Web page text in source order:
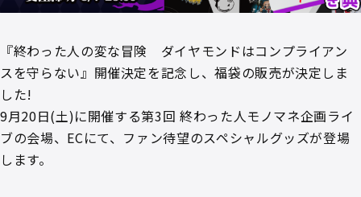
『終わった人の変な冒険 ダイヤモンドはコンプライアン
スを守らない』開催決定を記念し、福袋の販売が決定しま
した!
9月20日(土)に開催する第3回 終わった人モノマネ企画ライ
ブの会場、ECにて、ファン待望のスペシャルグッズが登場
します。